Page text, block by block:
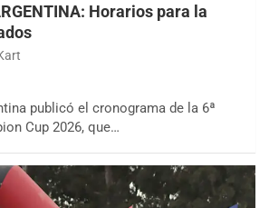
Horarios para la
publicó el cronograma de la 6ª
Cup 2026, que…